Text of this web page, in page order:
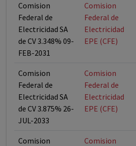
Comision
Federal de
Electricidad SA
de CV 3.348% 09-
FEB-2031
Comision
Federal de
Electricidad
EPE (CFE)
Comision
Federal de
Electricidad SA
de CV 3.875% 26-
JUL-2033
Comision
Federal de
Electricidad
EPE (CFE)
Comision
Comision